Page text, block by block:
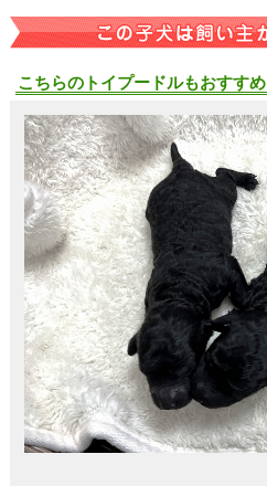
こちらのトイプードルもおすすめ